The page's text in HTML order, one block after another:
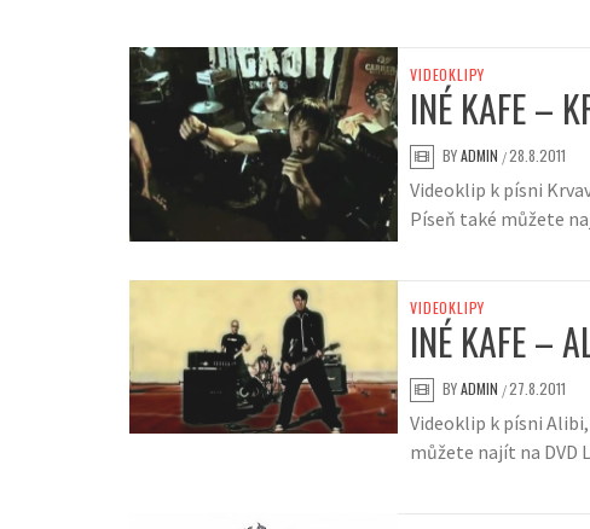
VIDEOKLIPY
INÉ KAFE –
BYADMIN /28.8.2011
Videoklip k písni
Píseň také můžete
VIDEOKLIPY
INÉ KAFE –
BYADMIN /27.8.2011
Videoklip k písni
můžete najít na DVD